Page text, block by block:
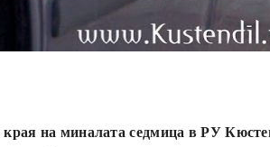
края на миналата седмица в РУ